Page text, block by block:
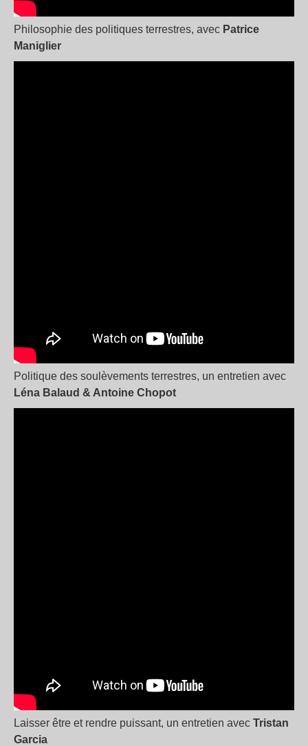
Philosophie des politiques terrestres, avec Patrice
Maniglier
Politique des soulèvements terrestres, un entretien avec
Léna Balaud & Antoine Chopot
Laisser être et rendre puissant, un entretien avec Tristan
Garcia